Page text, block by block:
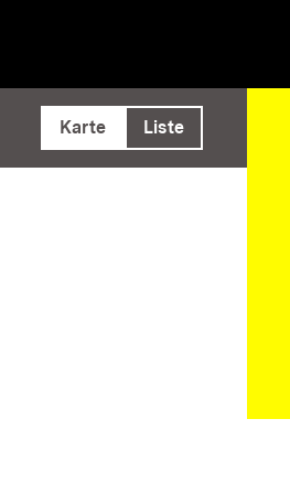
ausführen
Karte Liste